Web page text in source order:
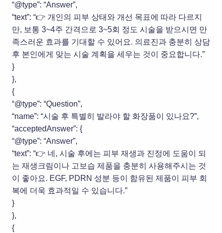
“@type”: “Answer”,
“text”: “👉 개인의 피부 상태와 개선 목표에 따라 다르지
만, 보통 3~4주 간격으로 3~5회 정도 시술을 받으시면 만
족스러운 효과를 기대할 수 있어요. 의료진과 충분히 상담
후 본인에게 맞는 시술 계획을 세우는 것이 중요합니다.”
}
},
{
“@type”: “Question”,
“name”: “시술 후 특별히 발라야 할 화장품이 있나요?”,
“acceptedAnswer”: {
“@type”: “Answer”,
“text”: “👉 네, 시술 후에는 피부 재생과 진정에 도움이 되
는 재생크림이나 고보습 제품을 충분히 사용해주시는 것
이 좋아요. EGF, PDRN 성분 등이 함유된 제품이 피부 회
복에 더욱 효과적일 수 있습니다.”
}
},
{